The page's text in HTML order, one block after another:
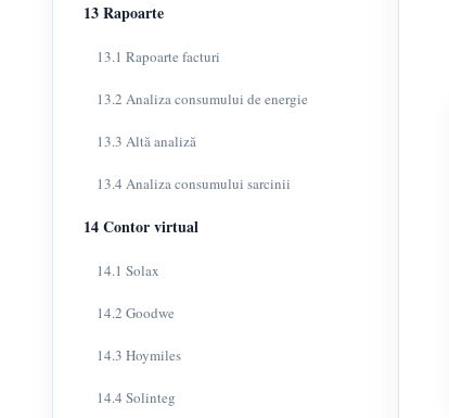
13 Rapoarte
13.1 Rapoarte facturi
13.2 Analiza consumului de energie
13.3 Altă analiză
13.4 Analiza consumului sarcinii
14 Contor virtual
14.1 Solax
14.2 Goodwe
14.3 Hoymiles
14.4 Solinteg